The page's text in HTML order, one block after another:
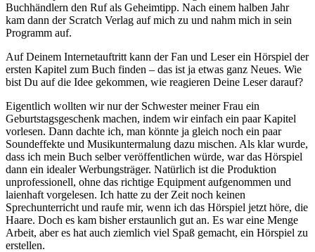
Buchhändlern den Ruf als Geheimtipp. Nach einem halben Jahr
kam dann der Scratch Verlag auf mich zu und nahm mich in sein
Programm auf.
Auf Deinem Internetauftritt kann der Fan und Leser ein Hörspiel der
ersten Kapitel zum Buch finden – das ist ja etwas ganz Neues. Wie
bist Du auf die Idee gekommen, wie reagieren Deine Leser darauf?
Eigentlich wollten wir nur der Schwester meiner Frau ein
Geburtstagsgeschenk machen, indem wir einfach ein paar Kapitel
vorlesen. Dann dachte ich, man könnte ja gleich noch ein paar
Soundeffekte und Musikuntermalung dazu mischen. Als klar wurde,
dass ich mein Buch selber veröffentlichen würde, war das Hörspiel
dann ein idealer Werbungsträger. Natürlich ist die Produktion
unprofessionell, ohne das richtige Equipment aufgenommen und
laienhaft vorgelesen. Ich hatte zu der Zeit noch keinen
Sprechunterricht und raufe mir, wenn ich das Hörspiel jetzt höre, die
Haare. Doch es kam bisher erstaunlich gut an. Es war eine Menge
Arbeit, aber es hat auch ziemlich viel Spaß gemacht, ein Hörspiel zu
erstellen.